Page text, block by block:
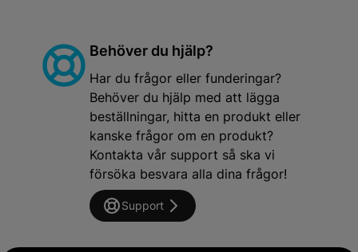
Behöver du hjälp?
Har du frågor eller funderingar?
Behöver du hjälp med att lägga
beställningar, hitta en produkt eller
kanske frågor om en produkt?
Kontakta vår support så ska vi
försöka besvara alla dina frågor!
Support